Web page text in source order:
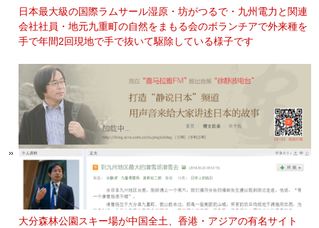
日本最大級の国際ラムサール湿原・坊がつるで・九州電力と関連
会社社員・地元九重町の自然をまもる会のボランチアで外来種を
手で年間2回現地で手で抜いて駆除している様子です
大分森林公園スキー場が中国全土、香港・アジアの有名サイト